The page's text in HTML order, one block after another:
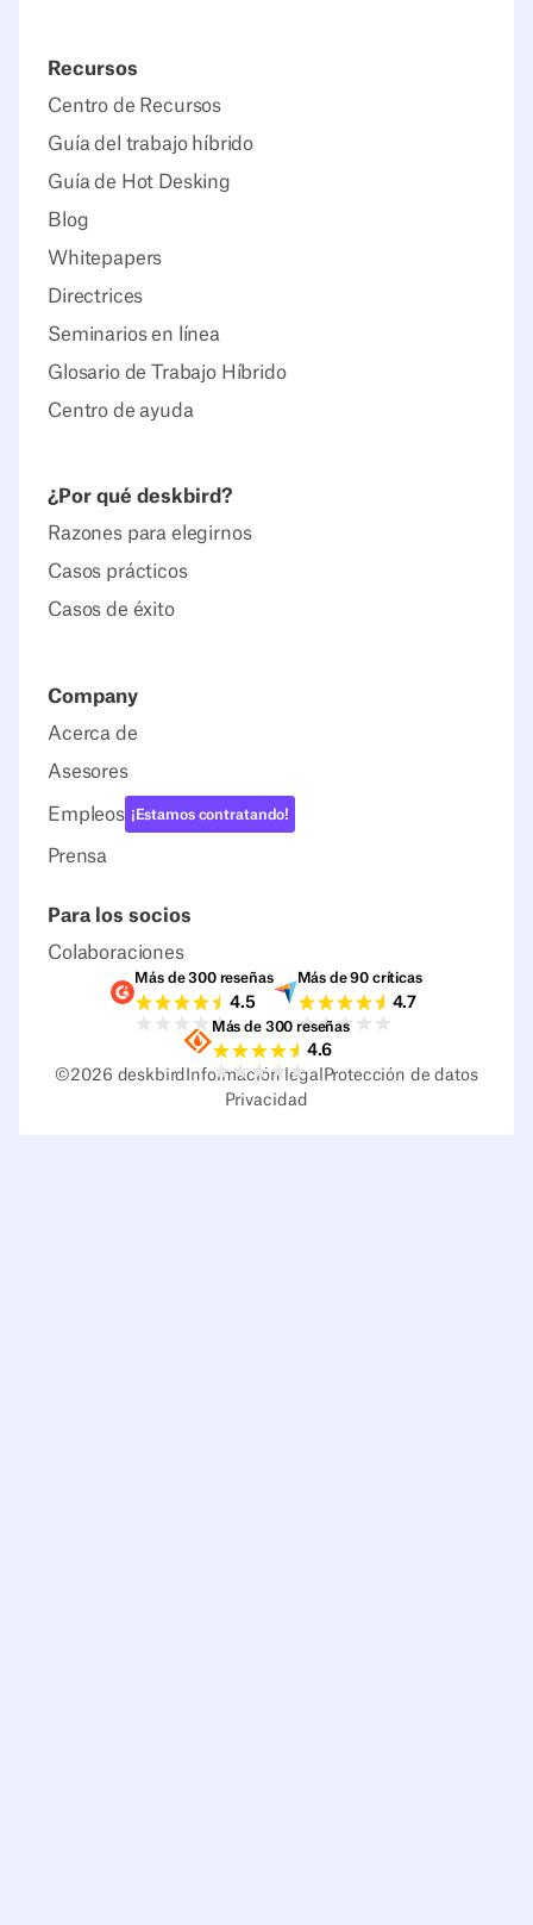
Recursos
Centro de Recursos
Guía del trabajo híbrido
Guía de Hot Desking
Blog
Whitepapers
Directrices
Seminarios en línea
Glosario de Trabajo Híbrido
Centro de ayuda
¿Por qué deskbird?
Razones para elegirnos
Casos prácticos
Casos de éxito
Company
Acerca de
Asesores
Empleos ¡Estamos contratando!
Prensa
Para los socios
Colaboraciones
Valoraciones G2
Más de 300 reseñas
4.5
Valoraciones
Más de 90 críticas
4.7
Valoraciones Sourceforge
Más de 300 reseñas
4.6
©2026 deskbird Información legal Protección de datos
Privacidad